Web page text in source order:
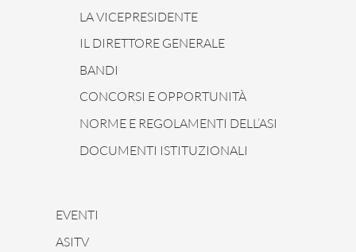
LA VICEPRESIDENTE
IL DIRETTORE GENERALE
BANDI
CONCORSI E OPPORTUNITÀ
NORME E REGOLAMENTI DELL’ASI
DOCUMENTI ISTITUZIONALI
EVENTI
ASITV